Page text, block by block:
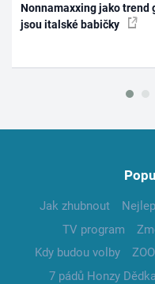
Nonnamaxxing jako trend
jsou italské babičky
Jak zhubnout
TV program
Kdy budou volby
7 pádů Honzy